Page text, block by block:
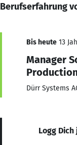
Berufserfahrung
Bis heute 13
Manager
Dürr Systems
Logg